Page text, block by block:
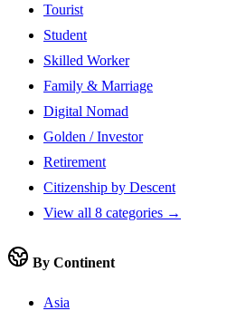
Tourist
Student
Skilled Worker
Family & Marriage
Digital Nomad
Golden / Investor
Retirement
Citizenship by Descent
View all 8 categories →
By Continent
Asia